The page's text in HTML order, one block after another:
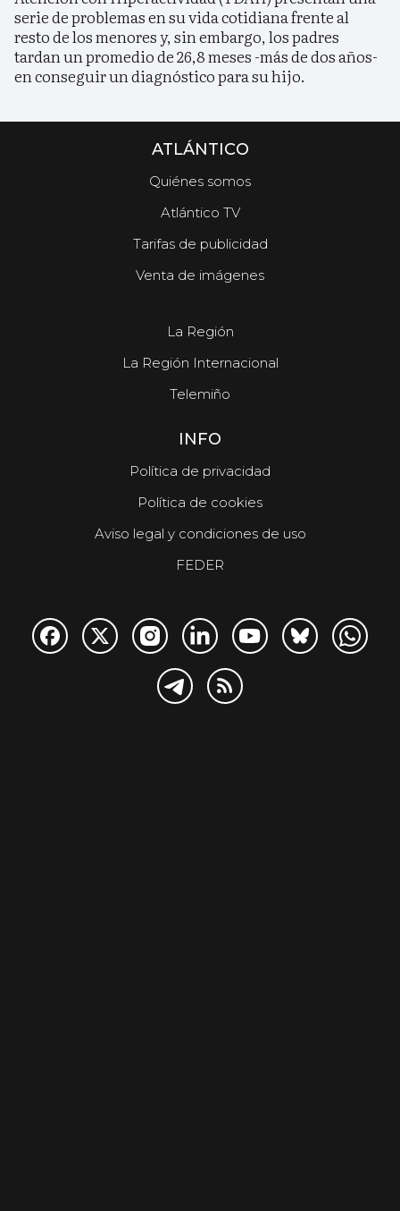
serie de problemas en su vida cotidiana frente al
resto de los menores y, sin embargo, los padres
tardan un promedio de 26,8 meses -más de dos años-
en conseguir un diagnóstico para su hijo.
ATLÁNTICO
Quiénes somos
Atlántico TV
Tarifas de publicidad
Venta de imágenes
La Región
La Región Internacional
Telemiño
INFO
Política de privacidad
Política de cookies
Aviso legal y condiciones de uso
FEDER